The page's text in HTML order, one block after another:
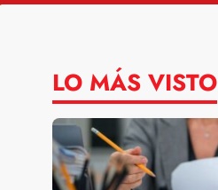
LO MÁS VISTO